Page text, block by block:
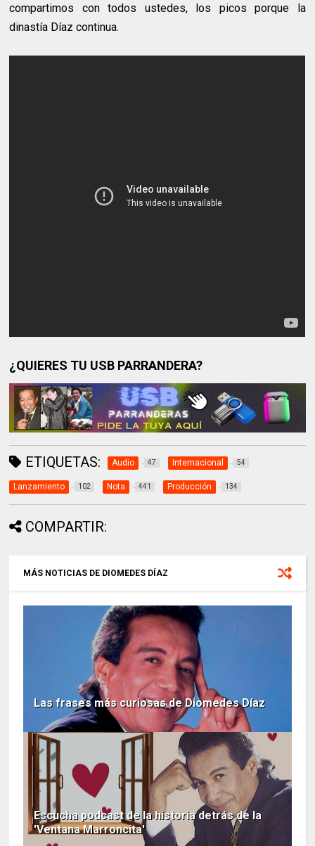
compartimos con todos ustedes, los picos porque la
dinastía Díaz continua.
¿QUIERES TU USB PARRANDERA?
ETIQUETAS: Audio 47 Internacional 54
Lanzamiento 102 Nota 441 Producción 134
COMPARTIR:
MÁS NOTICIAS DE DIOMEDES DÍAZ
Las frases más curiosas de Diomedes Díaz
Escucha podcast de la historia detrás de la
'Ventana Marroncita'